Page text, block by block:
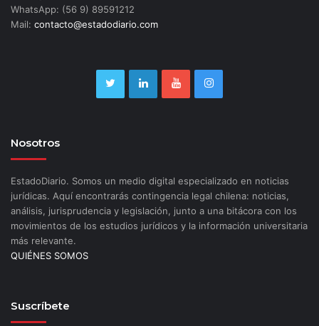
WhatsApp: (56 9) 89591212
Mail: contacto@estadodiario.com
Nosotros
EstadoDiario. Somos un medio digital especializado en noticias
jurídicas. Aquí encontrarás contingencia legal chilena: noticias,
análisis, jurisprudencia y legislación, junto a una bitácora con los
movimientos de los estudios jurídicos y la información universitaria
más relevante.
QUIÉNES SOMOS
Suscríbete